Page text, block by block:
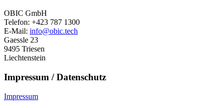
OBIC GmbH
Telefon: +423 787 1300
E-Mail: info@obic.tech
Gaessle 23
9495 Triesen
Liechtenstein
Impressum / Datenschutz
Impressum